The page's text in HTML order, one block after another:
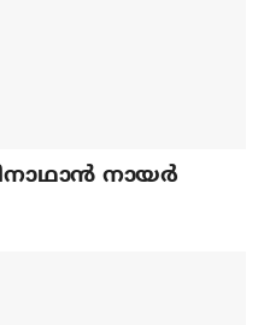
നായര്‍